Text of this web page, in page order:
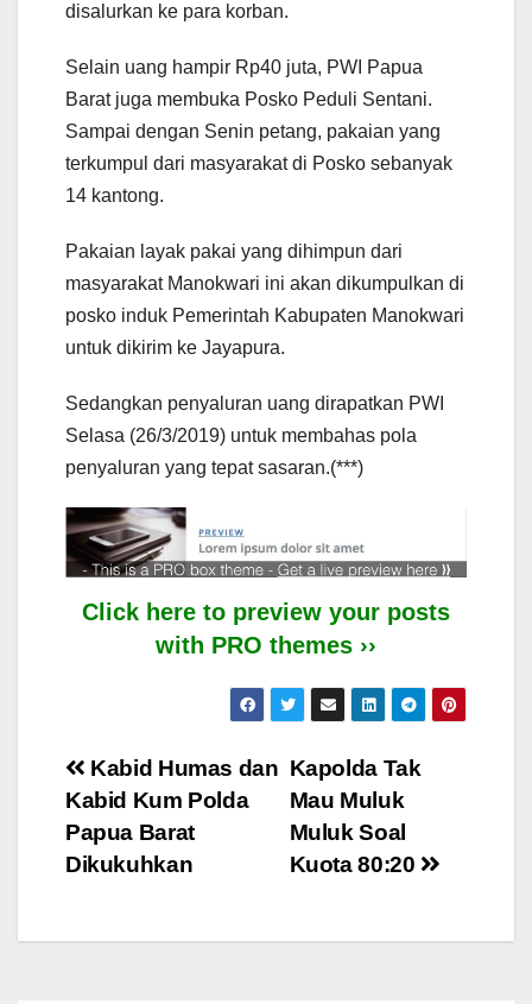
disalurkan ke para korban.
Selain uang hampir Rp40 juta, PWI Papua
Barat juga membuka Posko Peduli Sentani.
Sampai dengan Senin petang, pakaian yang
terkumpul dari masyarakat di Posko sebanyak
14 kantong.
Pakaian layak pakai yang dihimpun dari
masyarakat Manokwari ini akan dikumpulkan di
posko induk Pemerintah Kabupaten Manokwari
untuk dikirim ke Jayapura.
Sedangkan penyaluran uang dirapatkan PWI
Selasa (26/3/2019) untuk membahas pola
penyaluran yang tepat sasaran.(***)
Click here to preview your posts
with PRO themes ››
Post
navigation
Kapolda Tak
Mau Muluk
Muluk Soal
Kuota 80:20
Kabid Humas dan
Kabid Kum Polda
Papua Barat
Dikukuhkan